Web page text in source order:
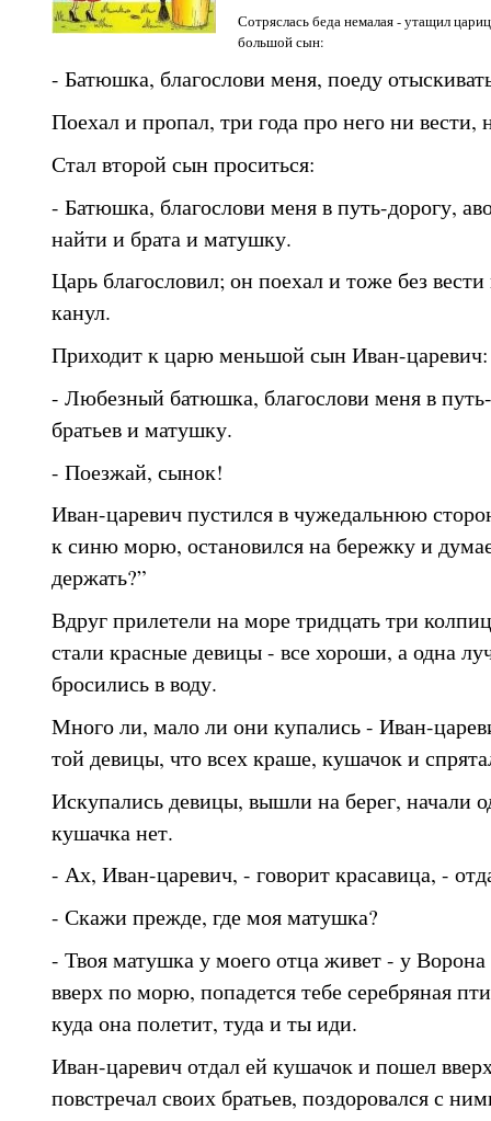
Сотряслась беда немалая - утащил
большой сын:
- Батюшка, благослови меня, поеду
Поехал и пропал, три года про него ни вести,
Стал второй сын проситься:
- Батюшка, благослови меня в путь-дорогу,
найти и брата и матушку.
Царь благословил; он поехал и тоже без
канул.
Приходит к царю меньшой сын Иван-царевич:
- Любезный батюшка, благослови меня в
братьев и матушку.
- Поезжай, сынок!
Иван-царевич пустился в чужедальнюю
к синю морю, остановился на бережку и
держать?”
Вдруг прилетели на море тридцать три
стали красные девицы - все хороши, а одна
бросились в воду.
Много ли, мало ли они купались - Иван-
той девицы, что всех краше, кушачок и
Искупались девицы, вышли на берег, начали
кушачка нет.
- Ах, Иван-царевич, - говорит красавица, -
- Скажи прежде, где моя матушка?
- Твоя матушка у моего отца живет - у
вверх по морю, попадется тебе серебряная
куда она полетит, туда и ты иди.
Иван-царевич отдал ей кушачок и пошел
повстречал своих братьев, поздоровался с